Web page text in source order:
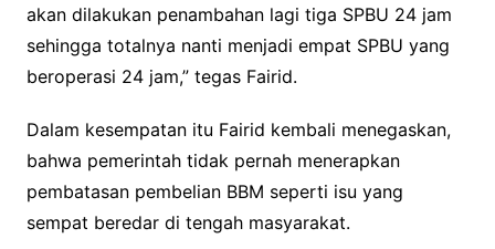
akan dilakukan penambahan lagi tiga SPBU 24 jam
sehingga totalnya nanti menjadi empat SPBU yang
beroperasi 24 jam,” tegas Fairid.
Dalam kesempatan itu Fairid kembali menegaskan,
bahwa pemerintah tidak pernah menerapkan
pembatasan pembelian BBM seperti isu yang
sempat beredar di tengah masyarakat.